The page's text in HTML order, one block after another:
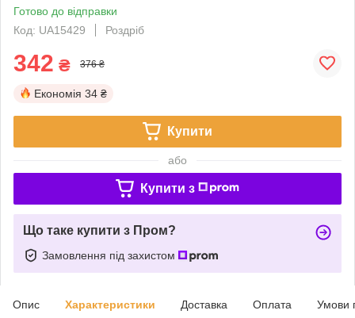
Готово до відправки
Код: UA15429
Роздріб
342 ₴ 376 ₴
Економія 34 ₴
Купити
або
Купити з
Що таке купити з Пром?
Замовлення під захистом
Опис Характеристики Доставка Оплата Умови